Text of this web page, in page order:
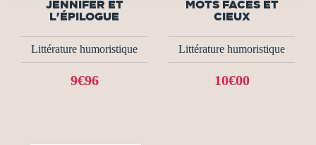
JENNIFER ET
L'ÉPILOGUE
Littérature humoristique
9€96
MOTS FACES ET
CIEUX
Littérature humoristique
10€00